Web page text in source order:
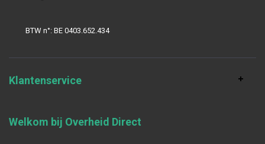
BTW n°: BE 0403.652.434
Klantenservice
Welkom bij Overheid Direct